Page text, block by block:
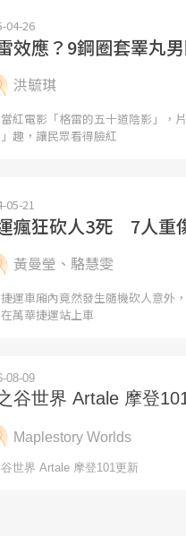
04-26
效應？9鋼圈套睪丸
洪毓琪
紅電影「格雷的五十道陰影」，
」趣，讓民眾看得臉紅
05-21
瘋狂砍人3死 7人重
黃曼瑩、駱慧雯
運車廂內竟然發生隨機砍人意外
萬華捷運站上車